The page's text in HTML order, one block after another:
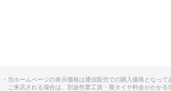
・当ホームページの表示価格は通信販売での購入価格となって
ご来店される場合は、別途作業工賃・廃タイヤ料金がかかる